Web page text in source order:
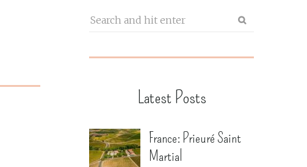
Latest Posts
France: Prieuré Saint
Martial